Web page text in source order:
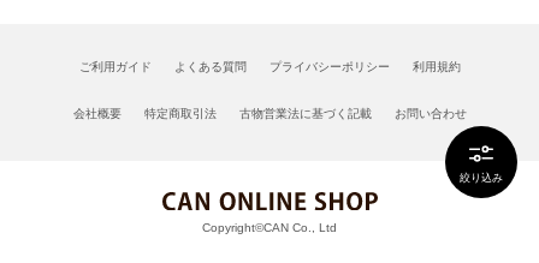
絞り込み
ご利用ガイド よくある質問 プライバシーポリシー 利用規約
会社概要 特定商取引法 古物営業法に基づく記載 お問い合わせ
Copyright©CAN Co., Ltd